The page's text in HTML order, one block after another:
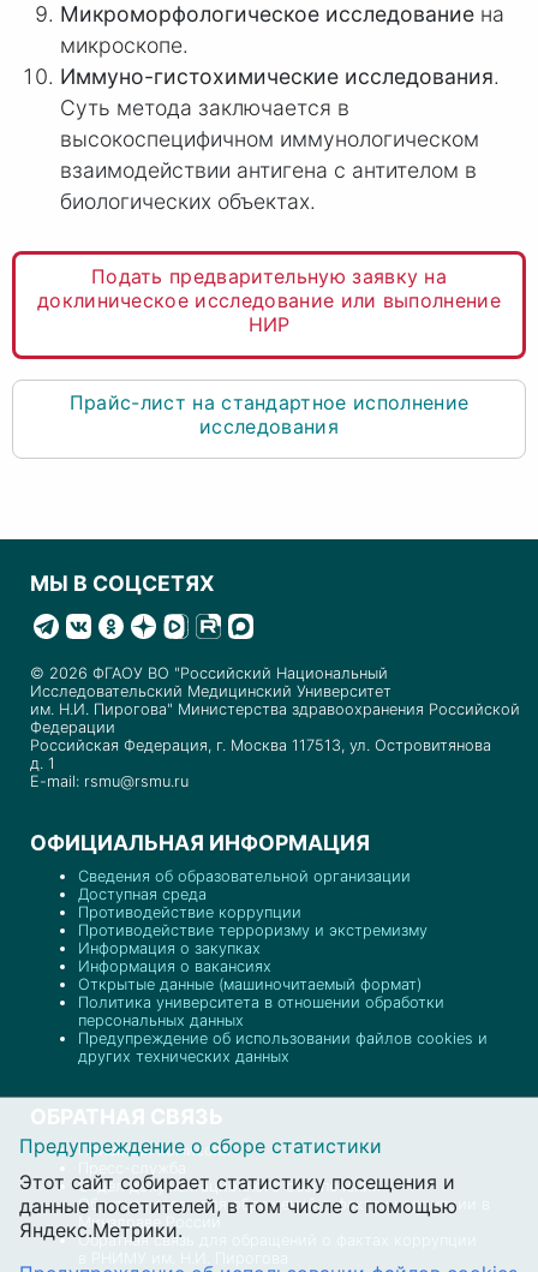
Микроморфологическое исследование на
микроскопе.
Иммуно-гистохимические исследования.
Суть метода заключается в
высокоспецифичном иммунологическом
взаимодействии антигена с антителом в
биологических объектах.
Подать предварительную заявку на
доклиническое исследование или выполнение
НИР
Прайс-лист на стандартное исполнение
исследования
МЫ В СОЦСЕТЯХ
© 2026 ФГАОУ ВО "Российский Национальный
Исследовательский Медицинский Университет
им. Н.И. Пирогова" Министерства здравоохранения Российской
Федерации
Российская Федерация, г. Москва 117513, ул. Островитянова
д. 1
E-mail: rsmu@rsmu.ru
ОФИЦИАЛЬНАЯ ИНФОРМАЦИЯ
Сведения об образовательной организации
Доступная среда
Противодействие коррупции
Противодействие терроризму и экстремизму
Информация о закупках
Информация о вакансиях
Открытые данные (машиночитаемый формат)
Политика университета в отношении обработки
персональных данных
Предупреждение об использовании файлов cookies и
других технических данных
ОБРАТНАЯ СВЯЗЬ
Приемная комиссия
Отдел документационного обеспечения
Обратная связь для обращений о фактах коррупции в
Минздраве России
Обратная связь для обращений о фактах коррупции
Предупреждение о сборе статистики
Этот сайт собирает статистику посещения и
данные посетителей, в том числе с помощью
Яндекс.Метрики.